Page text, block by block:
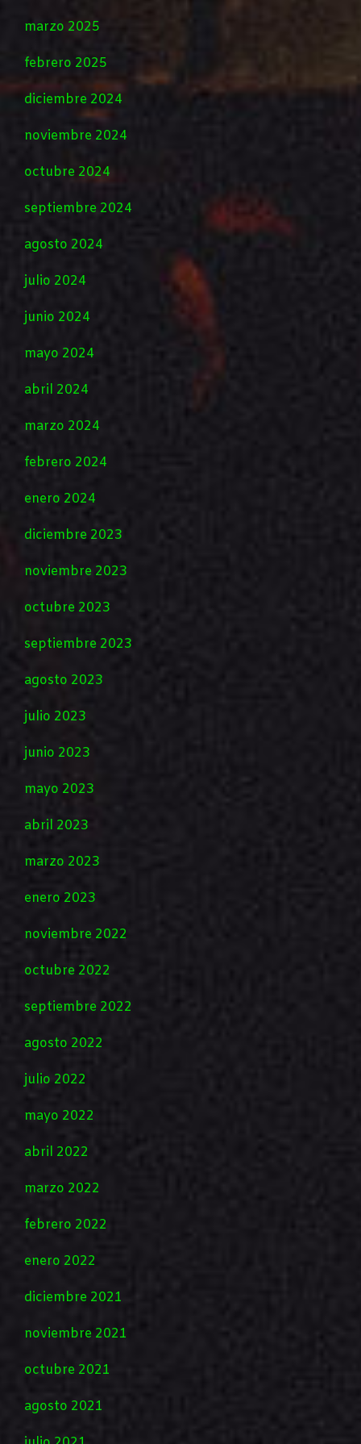
marzo 2025
febrero 2025
diciembre 2024
noviembre 2024
octubre 2024
septiembre 2024
agosto 2024
julio 2024
junio 2024
mayo 2024
abril 2024
marzo 2024
febrero 2024
enero 2024
diciembre 2023
noviembre 2023
octubre 2023
septiembre 2023
agosto 2023
julio 2023
junio 2023
mayo 2023
abril 2023
marzo 2023
enero 2023
noviembre 2022
octubre 2022
septiembre 2022
agosto 2022
julio 2022
mayo 2022
abril 2022
marzo 2022
febrero 2022
enero 2022
diciembre 2021
noviembre 2021
octubre 2021
agosto 2021